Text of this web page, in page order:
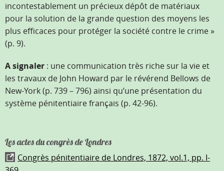
incontestablement un précieux dépôt de matériaux
pour la solution de la grande question des moyens les
plus efficaces pour protéger la société contre le crime »
(p. 9).
A signaler : une communication très riche sur la vie et
les travaux de John Howard par le révérend Bellows de
New-York (p. 739 – 796) ainsi qu’une présentation du
système pénitentiaire français (p. 42-96).
Les actes du congrès de Londres
Congrès pénitentiaire de Londres, 1872, vol.1, pp. I-